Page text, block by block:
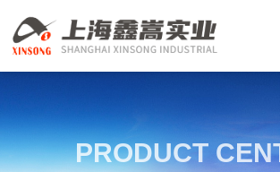
PRODUCT